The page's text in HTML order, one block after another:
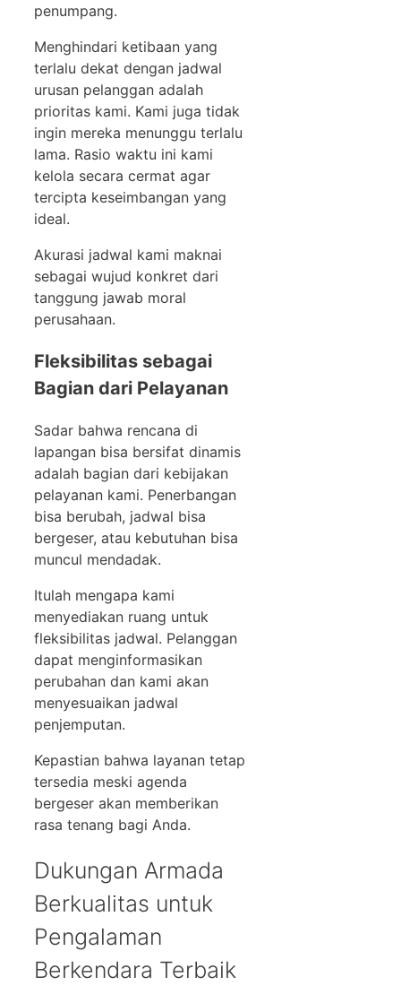
penumpang.
Menghindari ketibaan yang
terlalu dekat dengan jadwal
urusan pelanggan adalah
prioritas kami. Kami juga tidak
ingin mereka menunggu terlalu
lama. Rasio waktu ini kami
kelola secara cermat agar
tercipta keseimbangan yang
ideal.
Akurasi jadwal kami maknai
sebagai wujud konkret dari
tanggung jawab moral
perusahaan.
Fleksibilitas sebagai
Bagian dari Pelayanan
Sadar bahwa rencana di
lapangan bisa bersifat dinamis
adalah bagian dari kebijakan
pelayanan kami. Penerbangan
bisa berubah, jadwal bisa
bergeser, atau kebutuhan bisa
muncul mendadak.
Itulah mengapa kami
menyediakan ruang untuk
fleksibilitas jadwal. Pelanggan
dapat menginformasikan
perubahan dan kami akan
menyesuaikan jadwal
penjemputan.
Kepastian bahwa layanan tetap
tersedia meski agenda
bergeser akan memberikan
rasa tenang bagi Anda.
Dukungan Armada
Berkualitas untuk
Pengalaman
Berkendara Terbaik